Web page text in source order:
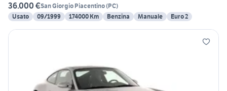
36.000 €San Giorgio Piacentino(PC)
Usato
09/1999 174000 Km Benzina Manuale Euro 2